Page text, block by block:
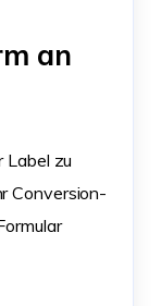
an
Label zu
Conversion-